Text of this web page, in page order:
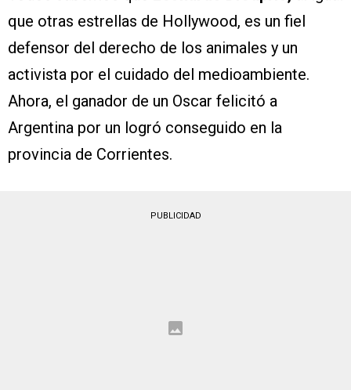
que otras estrellas de Hollywood, es un fiel
defensor del derecho de los animales y un
activista por el cuidado del medioambiente.
Ahora, el ganador de un Oscar felicitó a
Argentina por un logró conseguido en la
provincia de Corrientes.
PUBLICIDAD